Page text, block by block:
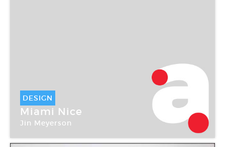
DESIGN
Miami Nice
Jin Meyerson